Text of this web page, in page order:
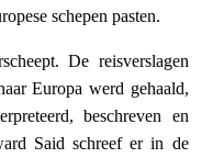
schepen pasten.
De reisverslagen
Europa werd gehaald,
beschreven en
Said schreef er in de